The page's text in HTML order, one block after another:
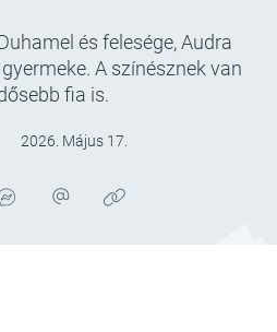
és felesége, Audra
A színésznek van
fia is.
2026. Május 17.